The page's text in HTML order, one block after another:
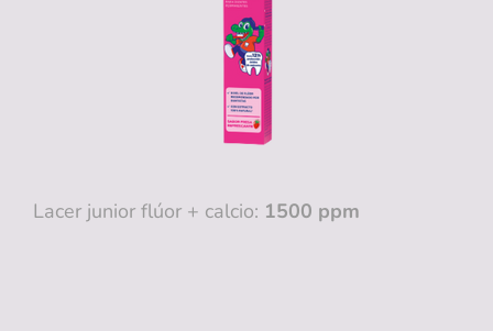
Lacer junior flúor + calcio: 1500 ppm